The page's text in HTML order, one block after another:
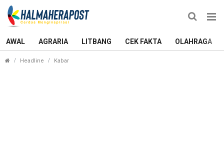
AWAL AGRARIA LITBANG CEK FAKTA OLAHRAGA
Headline Kabar